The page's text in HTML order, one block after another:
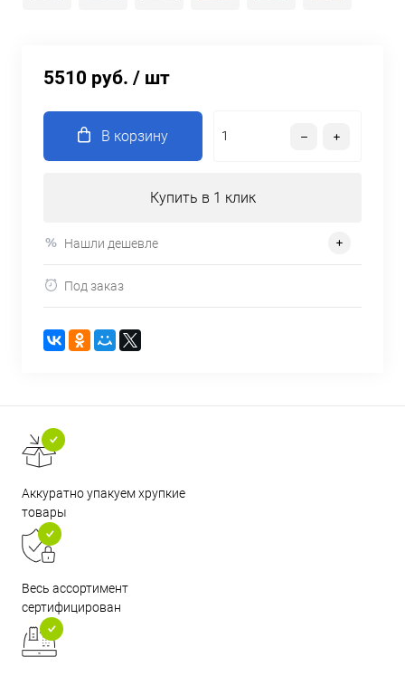
5510 руб. / шт
В корзину
Купить в 1 клик
Нашли дешевле
Под заказ
Аккуратно упакуем хрупкие
товары
Весь ассортимент
сертифицирован